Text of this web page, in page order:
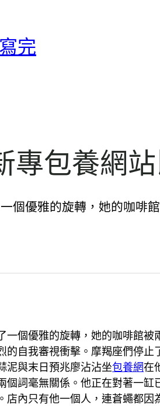
完
專包養網
個優雅的旋轉，她的咖啡
一個優雅的旋轉，她的咖啡館被
的自我審視衝擊。摩羯座們停
泥與末日預兆廖沾沾坐包養網在
個詞毫無關係。他正在對著一
店內只有他一個人，連蒼蠅都